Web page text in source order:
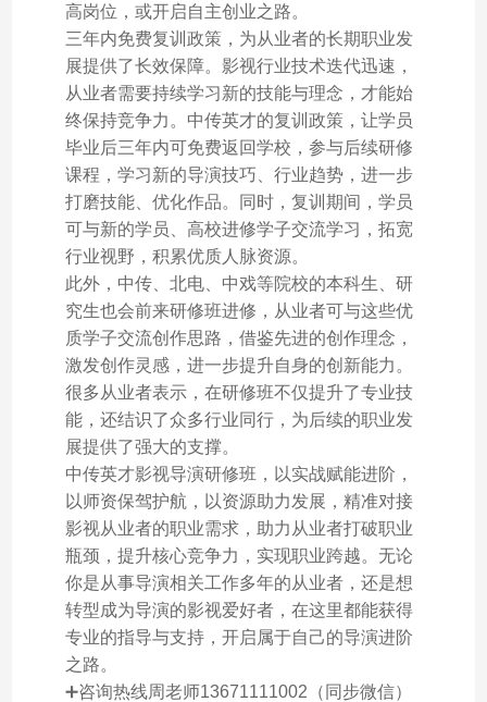
高岗位，或开启自主创业之路。
三年内免费复训政策，为从业者的长期职业发
展提供了长效保障。影视行业技术迭代迅速，
从业者需要持续学习新的技能与理念，才能始
终保持竞争力。中传英才的复训政策，让学员
毕业后三年内可免费返回学校，参与后续研修
课程，学习新的导演技巧、行业趋势，进一步
打磨技能、优化作品。同时，复训期间，学员
可与新的学员、高校进修学子交流学习，拓宽
行业视野，积累优质人脉资源。
此外，中传、北电、中戏等院校的本科生、研
究生也会前来研修班进修，从业者可与这些优
质学子交流创作思路，借鉴先进的创作理念，
激发创作灵感，进一步提升自身的创新能力。
很多从业者表示，在研修班不仅提升了专业技
能，还结识了众多行业同行，为后续的职业发
展提供了强大的支撑。
中传英才影视导演研修班，以实战赋能进阶，
以师资保驾护航，以资源助力发展，精准对接
影视从业者的职业需求，助力从业者打破职业
瓶颈，提升核心竞争力，实现职业跨越。无论
你是从事导演相关工作多年的从业者，还是想
转型成为导演的影视爱好者，在这里都能获得
专业的指导与支持，开启属于自己的导演进阶
之路。
➕咨询热线周老师13671111002（同步微信）